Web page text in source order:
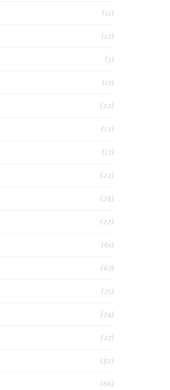
(15)
(12)
(3)
(17)
(22)
(12)
(17)
(22)
(28)
(22)
(61)
(67)
(75)
(74)
(27)
(82)
(66)